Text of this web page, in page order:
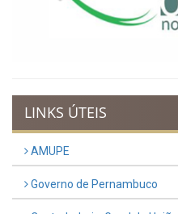
LINKS ÚTEIS
AMUPE
Governo de Pernambuco